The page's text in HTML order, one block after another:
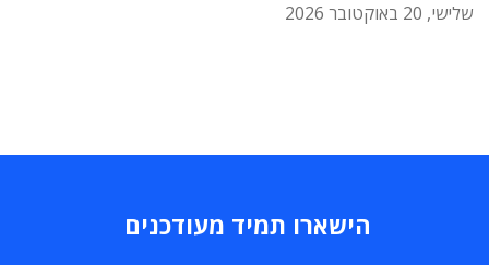
שלישי, 20 באוקטובר 2026
הישארו תמיד מעודכנים